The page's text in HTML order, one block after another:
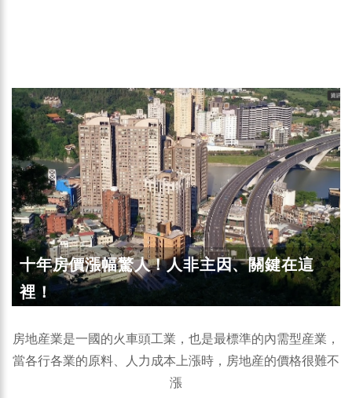
十年房價漲幅驚人！人非主因、關鍵在這
裡！
房地産業是一國的火車頭工業，也是最標準的內需型産業，
當各行各業的原料、人力成本上漲時，房地産的價格很難不
漲